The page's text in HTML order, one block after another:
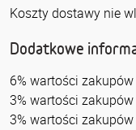
Koszty dostawy nie
Dodatkowe
6% wartości
3% wartości
3% wartości